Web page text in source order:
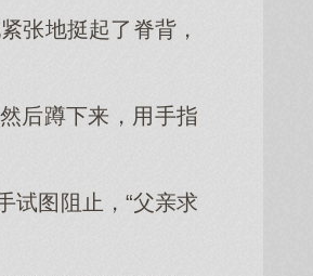
张地挺起了脊背，
后蹲下来，用手指
试图阻止，“父亲求